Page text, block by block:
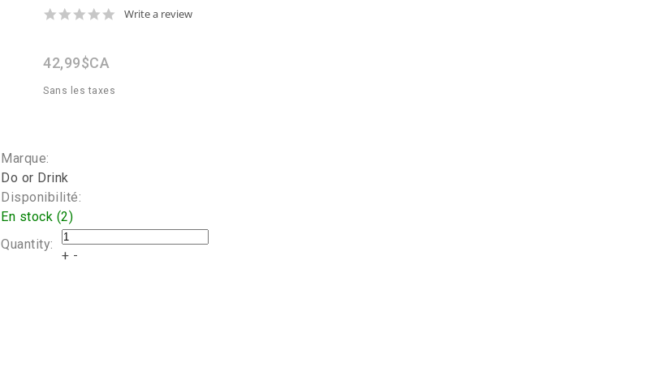
0.0
Write a review
42,99$CA
Sans les taxes
Marque:
Do or Drink
Disponibilité:
En stock (2)
Quantity:
+ -